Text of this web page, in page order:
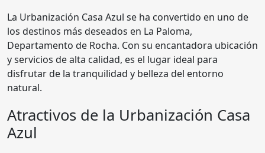
La Urbanización Casa Azul se ha convertido en uno de
los destinos más deseados en La Paloma,
Departamento de Rocha. Con su encantadora ubicación
y servicios de alta calidad, es el lugar ideal para
disfrutar de la tranquilidad y belleza del entorno
natural.
Atractivos de la Urbanización Casa
Azul